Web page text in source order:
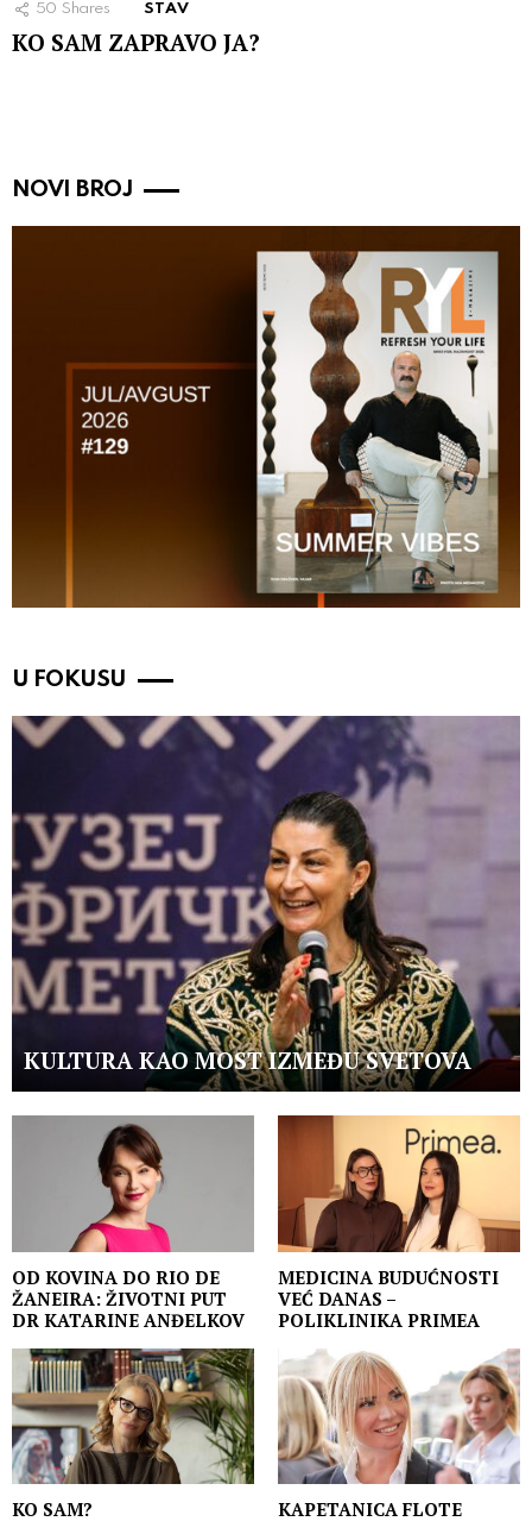
50 Shares STAV
KO SAM ZAPRAVO JA?
NOVI BROJ
U FOKUSU
KULTURA KAO MOST IZMEĐU SVETOVA
OD KOVINA DO RIO DE
ŽANEIRA: ŽIVOTNI PUT
DR KATARINE ANĐELKOV
MEDICINA BUDUĆNOSTI
VEĆ DANAS –
POLIKLINIKA PRIMEA
KO SAM? KAPETANICA FLOTE